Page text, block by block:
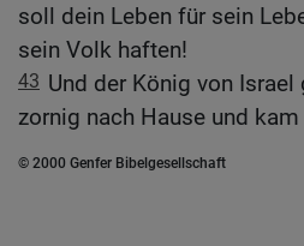
soll dein Leben für sein
sein Volk haften!
43 Und der König von
zornig nach Hause und
© 2000 Genfer Bibelgesellschaft